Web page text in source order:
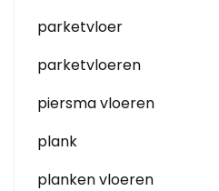
parketvloer
parketvloeren
piersma vloeren
plank
planken vloeren